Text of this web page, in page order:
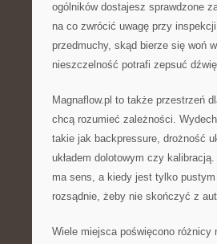
ogólników dostajesz sprawdzone
na co zwrócić uwagę przy
przedmuchy, skąd bierze się woń
nieszczelność potrafi zepsuć
Magnaflow.pl to także przestrzeń
chcą rozumieć zależności.
takie jak backpressure, drożność
układem dolotowym czy
ma sens, a kiedy jest tylko
rozsądnie, żeby nie skończyć z
Wiele miejsca poświęcono różnicy